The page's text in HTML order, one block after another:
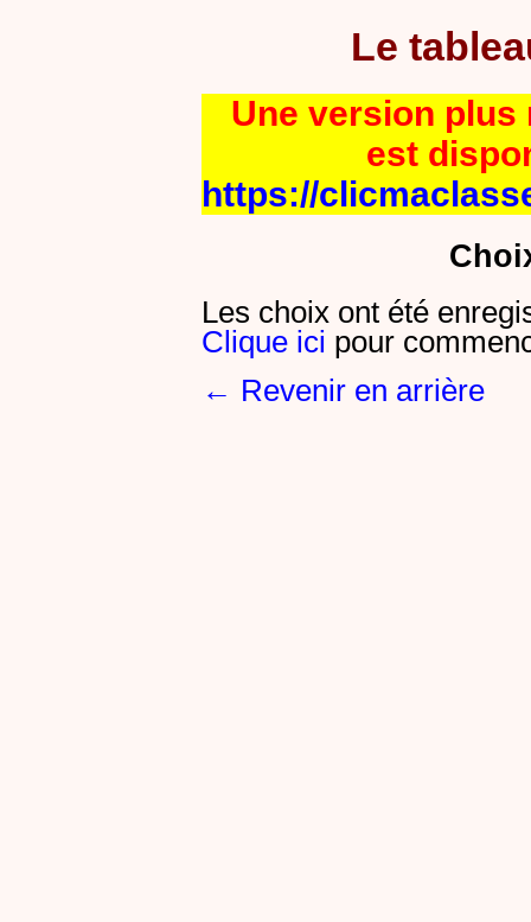
Le
Une version plus
est
https://
Les choix ont été
Clique ici pour
← Revenir en arrière